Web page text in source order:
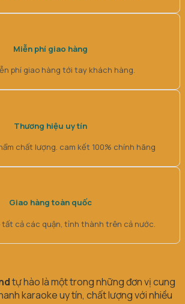
Miễn phí giao hàng
phí giao hàng tới tay khách hàng.
Thương hiệu uy tín
chất lượng. cam kết 100% chính hãng
Giao hàng toàn quốc
tất cả các quận, tỉnh thành trên cả nước.
tự hào là một trong những đơn vị cung
karaoke uy tín, chất lượng với nhiều